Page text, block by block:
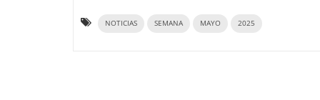
NOTICIAS SEMANA MAYO 2025